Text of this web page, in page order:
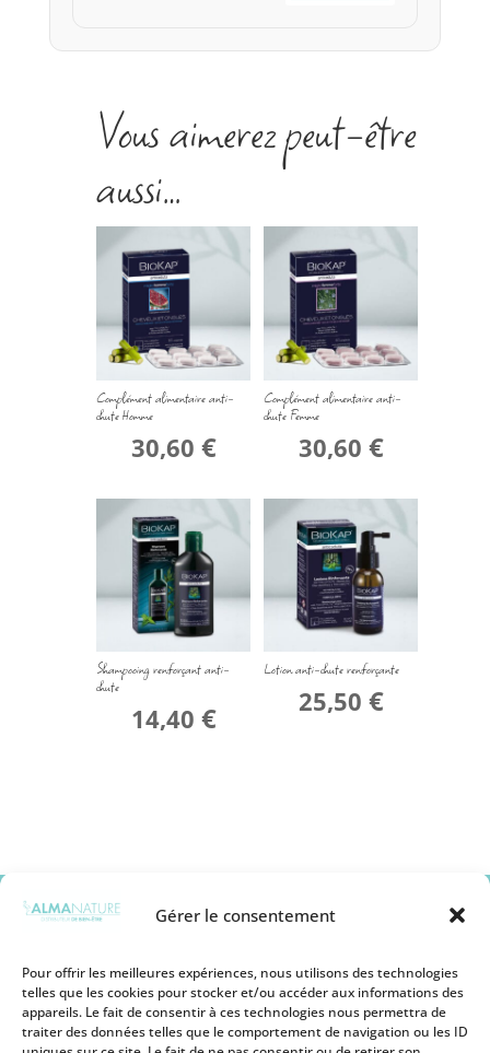
Gérer le consentement
Pour offrir les meilleures expériences, nous utilisons des technologies
telles que les cookies pour stocker et/ou accéder aux informations des
appareils. Le fait de consentir à ces technologies nous permettra de
traiter des données telles que le comportement de navigation ou les ID
Vous aimerez peut-être
aussi…
Complément alimentaire anti-
chute Homme
30,60 €
Complément alimentaire anti-
chute Femme
30,60 €
Shampooing renforçant anti-
chute
14,40 €
Lotion anti-chute renforçante
25,50 €
Mentions légales
Conditions générales de vente